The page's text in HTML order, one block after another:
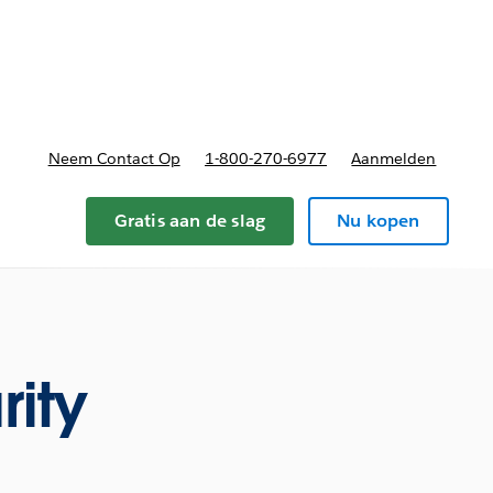
navigation for Plannen en prijzen
Neem Contact Op 1-800-270-6977 Aanmelden
Gratis aan de slag Nu kopen